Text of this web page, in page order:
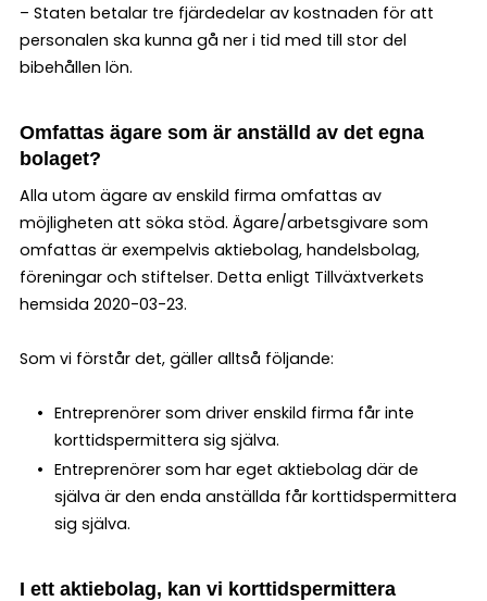
– Staten betalar tre fjärdedelar av kostnaden för att
personalen ska kunna gå ner i tid med till stor del
bibehållen lön.
Omfattas ägare som är anställd av det egna
bolaget?
Alla utom ägare av enskild firma omfattas av
möjligheten att söka stöd. Ägare/arbetsgivare som
omfattas är exempelvis aktiebolag, handelsbolag,
föreningar och stiftelser. Detta enligt Tillväxtverkets
hemsida 2020-03-23.
Som vi förstår det, gäller alltså följande:
Entreprenörer som driver enskild firma får inte
korttidspermittera sig själva.
Entreprenörer som har eget aktiebolag där de
själva är den enda anställda får korttidspermittera
sig själva.
I ett aktiebolag, kan vi korttidspermittera